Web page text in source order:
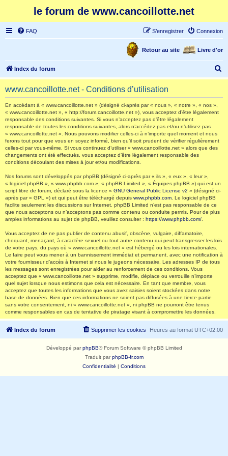
le forum de www.cancoillotte.net
FAQ Connexion
S’enregistrer
Livre d'or
Retour au site
Index du forum
e
www.cancoillotte.net - Conditions d’utilisation
En accédant à « www.cancoillotte.net » (désigné ci-après par « nous », « notre », « nos »,
« www.cancoillotte.net », « http://forum.cancoillotte.net »), vous acceptez d’être légalement
responsable des conditions suivantes. Si vous n’acceptez pas d’être légalement
responsable de toutes les conditions suivantes, alors n’accédez pas et/ou n’utilisez pas
« www.cancoillotte.net ». Nous pouvons modifier celles-ci à n’importe quel moment et nous
ferons tout pour que vous en soyez informé, bien qu’il soit prudent de vérifier régulièrement
celles-ci par vous-même. Si vous continuez d’utiliser « www.cancoillotte.net » alors que des
changements ont été effectués, vous acceptez d’être légalement responsable des
conditions découlant des mises à jour et/ou modifications.
Nos forums sont développés par phpBB (désigné ci-après par « ils », « eux », « leur »,
« logiciel phpBB », « www.phpbb.com », « phpBB Limited », « Équipes phpBB ») qui est un
script libre de forum, déclaré sous la licence « GNU General Public License v2 » (désigné ci-
après par « GPL ») et qui peut être téléchargé depuis www.phpbb.com . Le logiciel phpBB
facilite seulement les discussions sur Internet. phpBB Limited n’est pas responsable de ce
que nous acceptons ou n’acceptons pas comme contenu ou conduite permis. Pour de plus
amples informations au sujet de phpBB, veuillez consulter : https://www.phpbb.com/
Vous acceptez de ne pas publier de contenu abusif, obscène, vulgaire, diffamatoire,
choquant, menaçant, à caractère sexuel ou tout autre contenu qui peut transgresser les lois
de votre pays, du pays où « www.cancoillotte.net » est hébergé ou les lois internationales.
Le faire peut vous mener à un bannissement immédiat et permanent, avec une notification à
votre fournisseur d’accès à Internet si nous le jugeons nécessaire. Les adresses IP de tous
les messages sont enregistrées pour aider au renforcement de ces conditions. Vous
acceptez que « www.cancoillotte.net » supprime, modifie, déplace ou verrouille n’importe
quel sujet lorsque nous estimons que cela est nécessaire. En tant que membre, vous
acceptez que toutes les informations que vous avez saisies soient stockées dans notre
base de données. Bien que ces informations ne soient pas diffusées à une tierce partie
sans votre consentement, ni « www.cancoillotte.net », ni phpBB ne pourront être tenus
comme responsables en cas de tentative de piratage visant à compromettre les données.
Index du forum Heures au format UTC+02:00
Supprimer les cookies
Développé parphpBB® Forum Software © phpBB Limited
Traduit parphpBB-fr.com
Confidentialité | Conditions